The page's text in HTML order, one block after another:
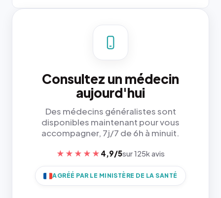
Consultez un médecin
aujourd'hui
Des médecins généralistes sont
disponibles maintenant pour vous
accompagner, 7j/7 de 6h à minuit.
★★★★★ 4,9/5sur 125k avis
AGRÉÉ PAR LE MINISTÈRE DE LA SANTÉ